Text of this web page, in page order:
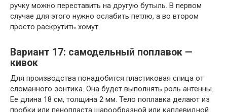
ручку можно переставить на другую бутыль. В первом
случае для этого нужно ослабить петлю, а во втором
просто раскрутить хомут.
Вариант 17: самодельный поплавок —
кивок
Для производства понадобится пластиковая спица от
сломанного зонтика. Она будет выполнять роль антенны.
Ее длина 18 см, толщина 2 мм. Тело поплавка делают из
пробки или пенопласта шарообразной или каплевидной